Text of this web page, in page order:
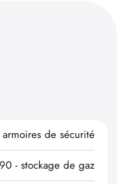
armoires de sécurité
- stockage de gaz